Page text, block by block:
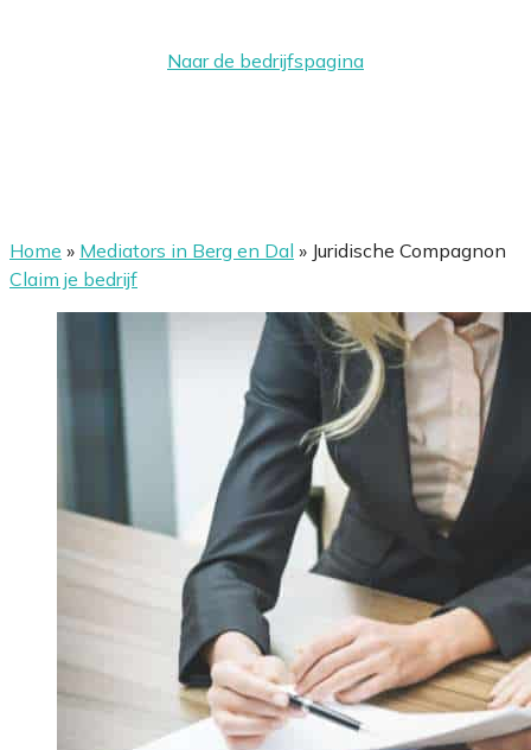
Naar de bedrijfspagina
Home » Mediators in Berg en Dal » Juridische Compagnon
Claim je bedrijf